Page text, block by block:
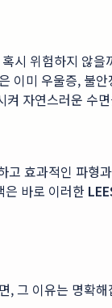
시 위험하지 않
이미 우울증, 불
자연스러운 수
효과적인 파형
은 바로 이러한
그 이유는 명확